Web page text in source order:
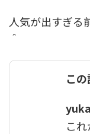
人気が出すぎる
＾
こ
yuka
こ